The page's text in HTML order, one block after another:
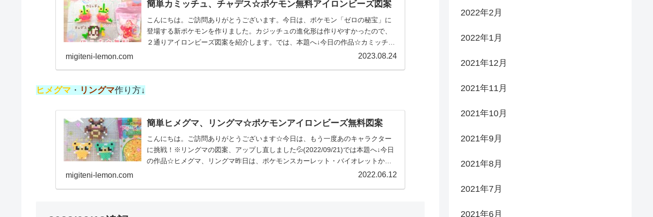
簡単カミッチュ、チャデス☆ポケモン無料アイロンビーズ図案
こんにちは。ご訪問ありがとうございます。今日は、ポケモン「ゼロの秘宝」に
登場する新ポケモンを作りました。カジッチュの進化形は作りやすかったので、
２通りアイロンビーズ図案を紹介します。では、本題へ↓今日の作品☆カミッチ
migiteni-lemon.com 2023.08.24
ヒメグマ ・ リングマ作り方↓
簡単ヒメグマ、リングマ☆ポケモンアイロンビーズ無料図案
こんにちは。ご訪問ありがとうございます☆今日は、もう一度あのキャラクター
に挑戦！※リングマの図案、アップし直しました💦(2022/09/21)では本題へ↓今日
の作品☆ヒメグマ、リングマ昨日は、ポケモンスカーレット・バイオレットから
migiteni-lemon.com 2022.06.12
2022年2月
2022年1月
2021年12月
2021年11月
2021年10月
2021年9月
2021年8月
2021年7月
2021年6月